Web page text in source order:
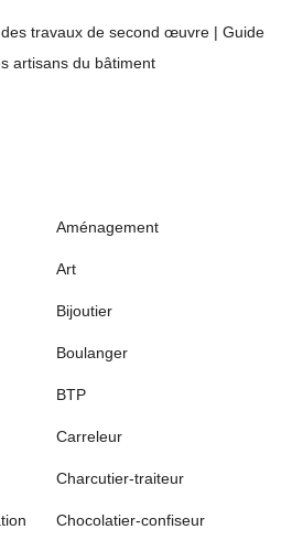
travaux de second œuvre | Guide
artisans du bâtiment
Aménagement
Art
Bijoutier
Boulanger
BTP
Carreleur
Charcutier-traiteur
Chocolatier-confiseur